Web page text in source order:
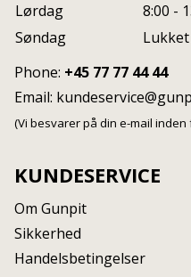
Lørdag
8:00 -
Søndag
Lukket
Phone: +45 77 77 44 44
Email:
(Vi besvarer på din e-mail inden
KUNDESERVICE
Om Gunpit
Sikkerhed
Handelsbetingelser